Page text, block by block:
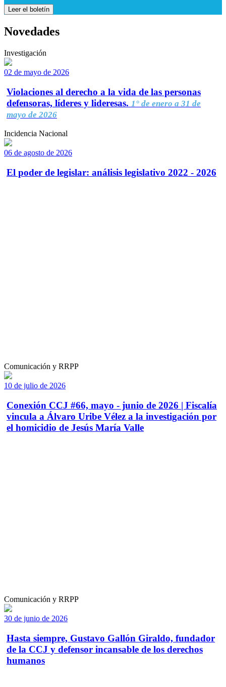
Leer el boletín
Novedades
Investigación
02 de mayo de 2026
Violaciones al derecho a la vida de las personas
defensoras, líderes y lideresas. 1° de enero a 31 de
mayo de 2026
Incidencia Nacional
06 de agosto de 2026
El poder de legislar: análisis legislativo 2022 - 2026
Comunicación y RRPP
10 de julio de 2026
Conexión CCJ #66, mayo - junio de 2026 | Fiscalía
vincula a Álvaro Uribe Vélez a la investigación por
el homicidio de Jesús María Valle
Comunicación y RRPP
30 de junio de 2026
Hasta siempre, Gustavo Gallón Giraldo, fundador
de la CCJ y defensor incansable de los derechos
humanos